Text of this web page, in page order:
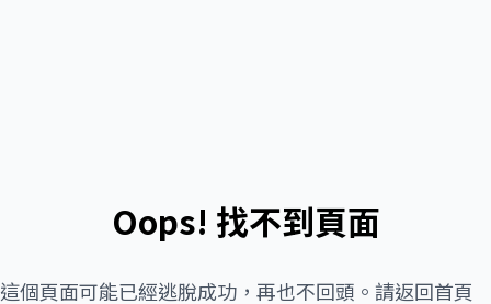
Oops! 找不到頁面
這個頁面可能已經逃脫成功，再也不回頭。請返回首頁